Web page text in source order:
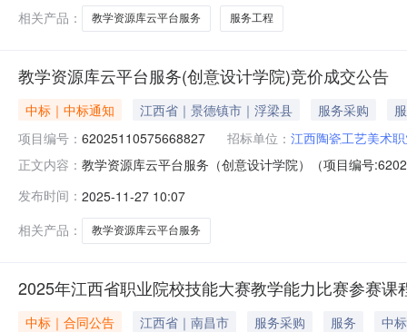
相关产品：
教学资源库云平台服务 服务工程
教学资源库云平台服务(创意设计学院)竞价成交公告
中标｜中标通知 江西省｜景德镇市｜浮梁县 服务采购
项目编号： 62025110575668827 招标单位： 江西陶瓷工艺美术
正文内容： 教学资源库云平台服务（创意设计学院）（项目编号
2025-11-0515:49-2025-11-1018:00二、采购单位信息
发布时间： 2025-11-27 10:07
相关产品：
教学资源库云平台服务
2025年江西省职业院校技能大赛教学能力比赛参赛课
中标｜合同公告 江西省｜南昌市 服务采购 服务
中